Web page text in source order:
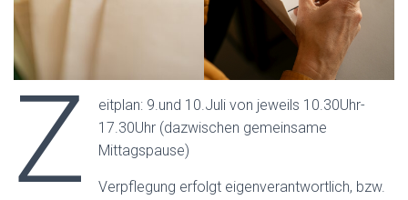
Z
eitplan: 9.und 10.Juli von jeweils 10.30Uhr-
17.30Uhr (dazwischen gemeinsame
Mittagspause)
Verpflegung erfolgt eigenverantwortlich, bzw.